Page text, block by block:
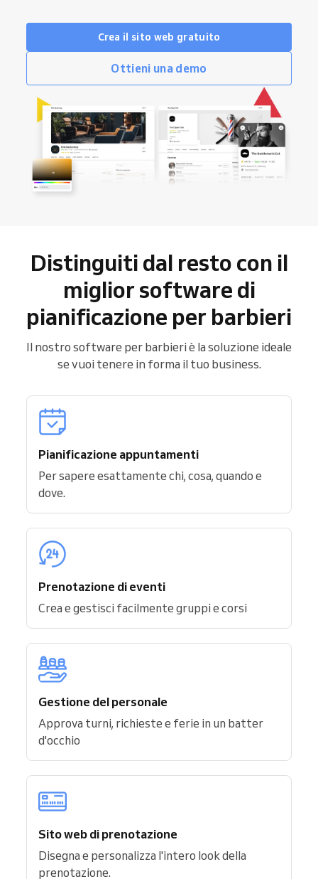
Crea il sito web gratuito
Ottieni una demo
Distinguiti dal resto con il
miglior software di
pianificazione per barbieri
Il nostro software per barbieri è la soluzione ideale
se vuoi tenere in forma il tuo business.
Pianificazione appuntamenti
Per sapere esattamente chi, cosa, quando e
dove.
Prenotazione di eventi
Crea e gestisci facilmente gruppi e corsi
Gestione del personale
Approva turni, richieste e ferie in un batter
d'occhio
Sito web di prenotazione
Disegna e personalizza l'intero look della
prenotazione.